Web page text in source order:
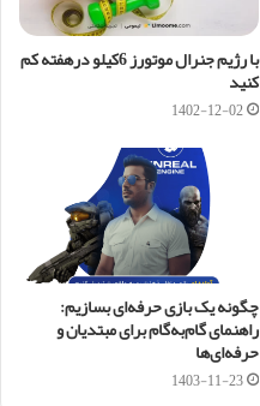
با رژیم جنرال موتورز 6کیلو درهفته کم
کنید
1402-12-02
چگونه یک بازی حرفه‌ای بسازیم:
راهنمای گام‌به‌گام برای مبتدیان و
حرفه‌ای‌ها
1403-11-23